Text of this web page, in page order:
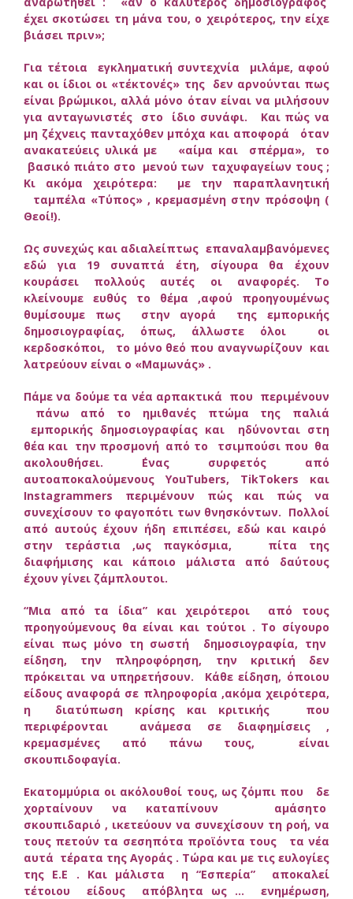
έχει σκοτώσει τη μάνα του, ο χειρότερος, την είχε
βιάσει πριν»;
Για τέτοια εγκληματική συντεχνία μιλάμε, αφού
και οι ίδιοι οι «τέκτονές» της δεν αρνούνται πως
είναι βρώμικοι, αλλά μόνο όταν είναι να μιλήσουν
για ανταγωνιστές στο ίδιο συνάφι. Και πώς να
μη ζέχνεις πανταχόθεν μπόχα και αποφορά όταν
ανακατεύεις υλικά με «αίμα και σπέρμα», το
βασικό πιάτο στο μενού των ταχυφαγείων τους ;
Κι ακόμα χειρότερα: με την παραπλανητική
ταμπέλα «Τύπος» , κρεμασμένη στην πρόσοψη (
Θεοί!).
Ως συνεχώς και αδιαλείπτως επαναλαμβανόμενες
εδώ για 19 συναπτά έτη, σίγουρα θα έχουν
κουράσει πολλούς αυτές οι αναφορές. Το
κλείνουμε ευθύς το θέμα ,αφού προηγουμένως
θυμίσουμε πως στην αγορά της εμπορικής
δημοσιογραφίας, όπως, άλλωστε όλοι οι
κερδοσκόποι, το μόνο θεό που αναγνωρίζουν και
λατρεύουν είναι ο «Μαμωνάς» .
Πάμε να δούμε τα νέα αρπακτικά που περιμένουν
πάνω από το ημιθανές πτώμα της παλιά
εμπορικής δημοσιογραφίας και ηδύνονται στη
θέα και την προσμονή από το τσιμπούσι που θα
ακολουθήσει. ΄Ενας συρφετός από
αυτοαποκαλούμενους YouTubers, TikTokers και
Instagrammers περιμένουν πώς και πώς να
συνεχίσουν το φαγοπότι των θνησκόντων. Πολλοί
από αυτούς έχουν ήδη επιπέσει, εδώ και καιρό
στην τεράστια ,ως παγκόσμια, πίτα της
διαφήμισης και κάποιο μάλιστα από δαύτους
έχουν γίνει ζάμπλουτοι.
“Μια από τα ίδια” και χειρότεροι από τους
προηγούμενους θα είναι και τούτοι . Το σίγουρο
είναι πως μόνο τη σωστή δημοσιογραφία, την
είδηση, την πληροφόρηση, την κριτική δεν
πρόκειται να υπηρετήσουν. Κάθε είδηση, όποιου
είδους αναφορά σε πληροφορία ,ακόμα χειρότερα,
η διατύπωση κρίσης και κριτικής που
περιφέρονται ανάμεσα σε διαφημίσεις ,
κρεμασμένες από πάνω τους, είναι
σκουπιδοφαγία.
Εκατομμύρια οι ακόλουθοί τους, ως ζόμπι που δε
χορταίνουν να καταπίνουν αμάσητο
σκουπιδαριό , ικετεύουν να συνεχίσουν τη ροή, να
τους πετούν τα σεσηπότα προϊόντα τους τα νέα
αυτά τέρατα της Αγοράς . Τώρα και με τις ευλογίες
της Ε.Ε . Και μάλιστα η “Εσπερία” αποκαλεί
τέτοιου είδους απόβλητα ως … ενημέρωση,